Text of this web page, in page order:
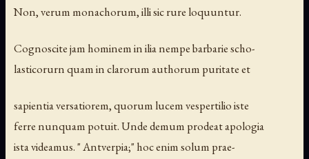
Non, verum monachorum, illi sic rure loquuntur.
Cognoscite jam hominem in ilia nempe barbarie scho-
lasticorurn quam in clarorum authorum puritate et
sapientia versatiorem, quorum lucem vespertilio iste
ferre nunquam potuit. Unde demum prodeat apologia
ista videamus. " Antverpia;" hoc enim solum prae-